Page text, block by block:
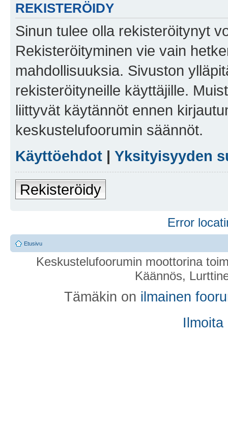
REKISTERÖIDY
Sinun tulee olla rekisteröitynyt
Rekisteröityminen vie vain
mahdollisuuksia. Sivuston
rekisteröityneille käyttäjille.
liittyvät käytännöt ennen
keskustelufoorumin säännöt.
Käyttöehdot | Yksityisyyden
Rekisteröidy
Error
Etusivu
Keskustelufoorumin moottorina
Käännös,
Tämäkin on ilmainen